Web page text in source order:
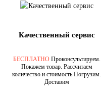
Качественный сервис
БЕСПЛАТНОПроконсультируем.
Покажем товар. Рассчитаем
количество и стоимость Погрузим.
Доставим